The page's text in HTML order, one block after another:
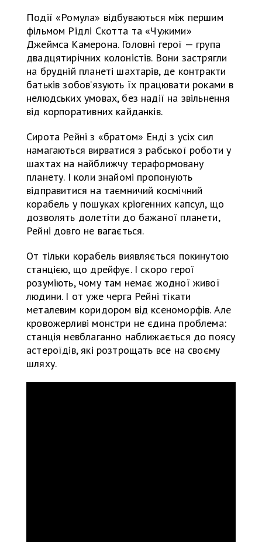
Події «Ромула» відбуваються між першим
фільмом Рідлі Скотта та «Чужими»
Джеймса Камерона. Головні герої — група
двадцятирічних колоністів. Вони застрягли
на брудній планеті шахтарів, де контракти
батьків зобов’язують їх працювати роками в
нелюдських умовах, без надії на звільнення
від корпоративних кайданків.
Сирота Рейні з «братом» Енді з усіх сил
намагаються вирватися з рабської роботи у
шахтах на найближчу тераформовану
планету. І коли знайомі пропонують
відправитися на таємничий космічний
корабель у пошуках кріогенних капсул, що
дозволять долетіти до бажаної планети,
Рейні довго не вагається.
От тільки корабель виявляється покинутою
станцією, що дрейфує. І скоро герої
розуміють, чому там немає жодної живої
людини. І от уже черга Рейні тікати
металевим коридором від ксеноморфів. Але
кровожерливі монстри не єдина проблема:
станція невблаганно наближається до поясу
астероїдів, які розтрощать все на своєму
шляху.